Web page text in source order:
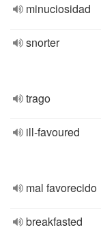
minuciosidad
snorter
trago
ill-favoured
mal favorecido
breakfasted